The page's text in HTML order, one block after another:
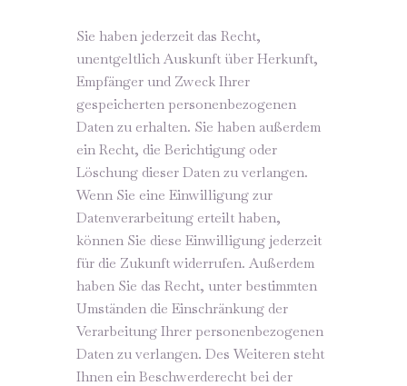
Sie haben jederzeit das Recht,
unentgeltlich Auskunft über Herkunft,
Empfänger und Zweck Ihrer
gespeicherten personenbezogenen
Daten zu erhalten. Sie haben außerdem
ein Recht, die Berichtigung oder
Löschung dieser Daten zu verlangen.
Wenn Sie eine Einwilligung zur
Datenverarbeitung erteilt haben,
können Sie diese Einwilligung jederzeit
für die Zukunft widerrufen. Außerdem
haben Sie das Recht, unter bestimmten
Umständen die Einschränkung der
Verarbeitung Ihrer personenbezogenen
Daten zu verlangen. Des Weiteren steht
Ihnen ein Beschwerderecht bei der